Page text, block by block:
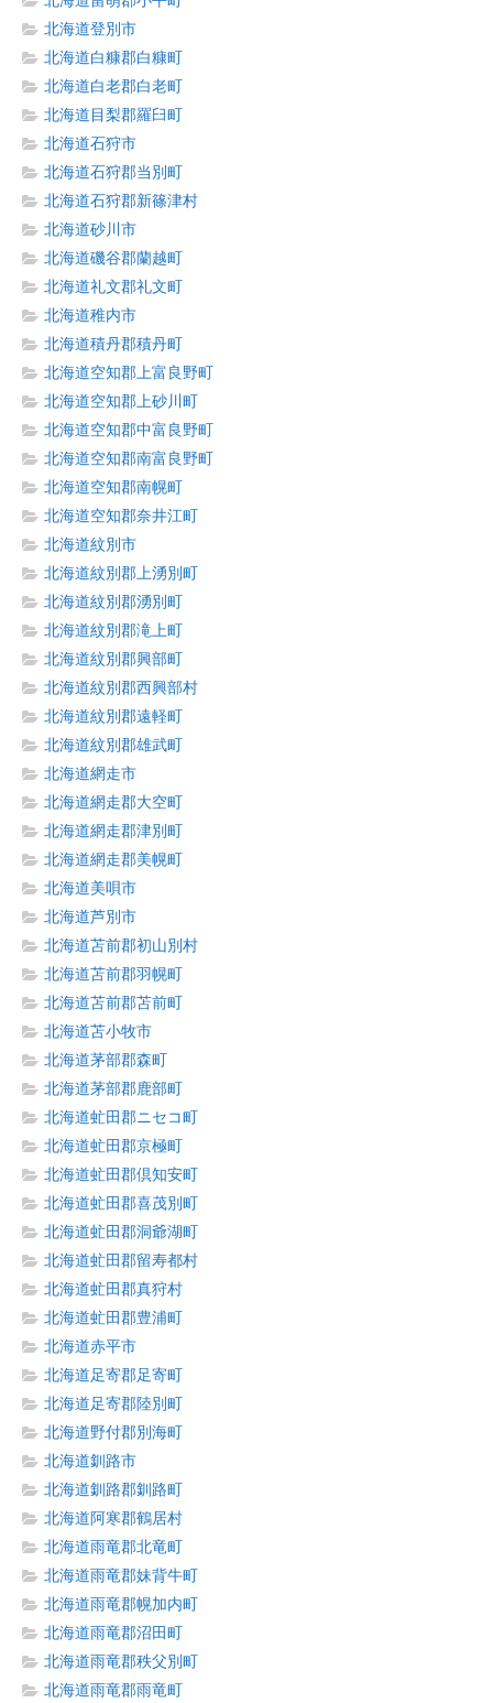
北海道登別市
北海道白糠郡白糠町
北海道白老郡白老町
北海道目梨郡羅臼町
北海道石狩市
北海道石狩郡当別町
北海道石狩郡新篠津村
北海道砂川市
北海道磯谷郡蘭越町
北海道礼文郡礼文町
北海道稚内市
北海道積丹郡積丹町
北海道空知郡上富良野町
北海道空知郡上砂川町
北海道空知郡中富良野町
北海道空知郡南富良野町
北海道空知郡南幌町
北海道空知郡奈井江町
北海道紋別市
北海道紋別郡上湧別町
北海道紋別郡湧別町
北海道紋別郡滝上町
北海道紋別郡興部町
北海道紋別郡西興部村
北海道紋別郡遠軽町
北海道紋別郡雄武町
北海道網走市
北海道網走郡大空町
北海道網走郡津別町
北海道網走郡美幌町
北海道美唄市
北海道芦別市
北海道苫前郡初山別村
北海道苫前郡羽幌町
北海道苫前郡苫前町
北海道苫小牧市
北海道茅部郡森町
北海道茅部郡鹿部町
北海道虻田郡ニセコ町
北海道虻田郡京極町
北海道虻田郡倶知安町
北海道虻田郡喜茂別町
北海道虻田郡洞爺湖町
北海道虻田郡留寿都村
北海道虻田郡真狩村
北海道虻田郡豊浦町
北海道赤平市
北海道足寄郡足寄町
北海道足寄郡陸別町
北海道野付郡別海町
北海道釧路市
北海道釧路郡釧路町
北海道阿寒郡鶴居村
北海道雨竜郡北竜町
北海道雨竜郡妹背牛町
北海道雨竜郡幌加内町
北海道雨竜郡沼田町
北海道雨竜郡秩父別町
北海道雨竜郡雨竜町